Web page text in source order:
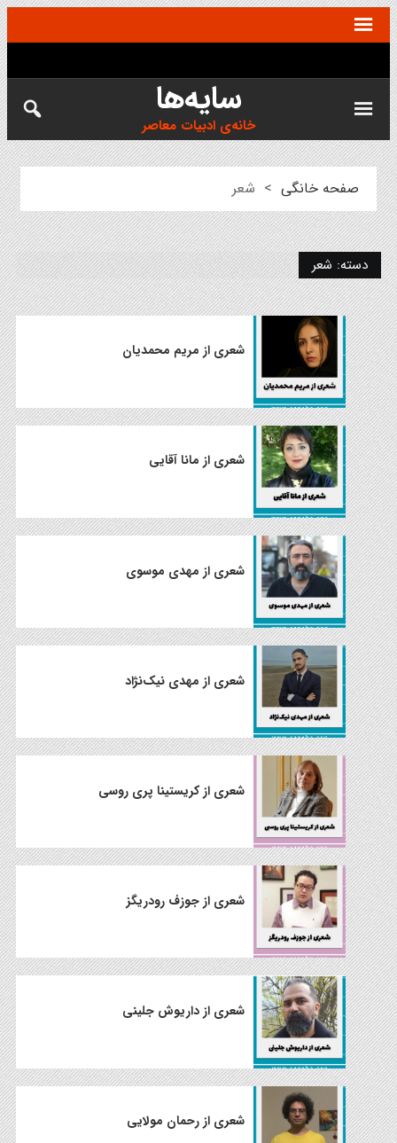
سایه‌ها
خانه‌ی ادبیات معاصر
صفحه خانگی > شعر
دسته: شعر
شعری از مریم محمدیان
شعری از مانا آقایی
شعری از مهدی موسوی
شعری از مهدی نیک‌نژاد
شعری از کریستینا پری روسی
شعری از جوزف رودریگز
شعری از داریوش جلینی
شعری از رحمان مولایی